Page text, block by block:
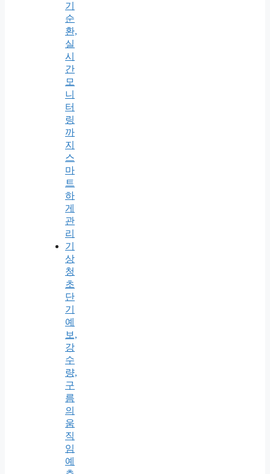
기
순
환,
실
시
간
모
니
터
링
까
지
스
마
트
하
게
관
리
기
상
청
초
단
기
예
보,
강
수
량,
구
름
의
움
직
임
예